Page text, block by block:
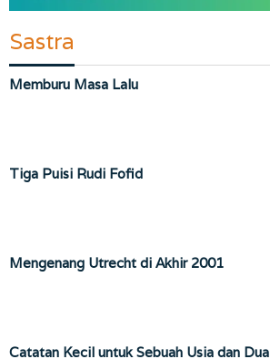
Sastra
Memburu Masa Lalu
Tiga Puisi Rudi Fofid
Mengenang Utrecht di Akhir 2001
Catatan Kecil untuk Sebuah Usia dan Dua